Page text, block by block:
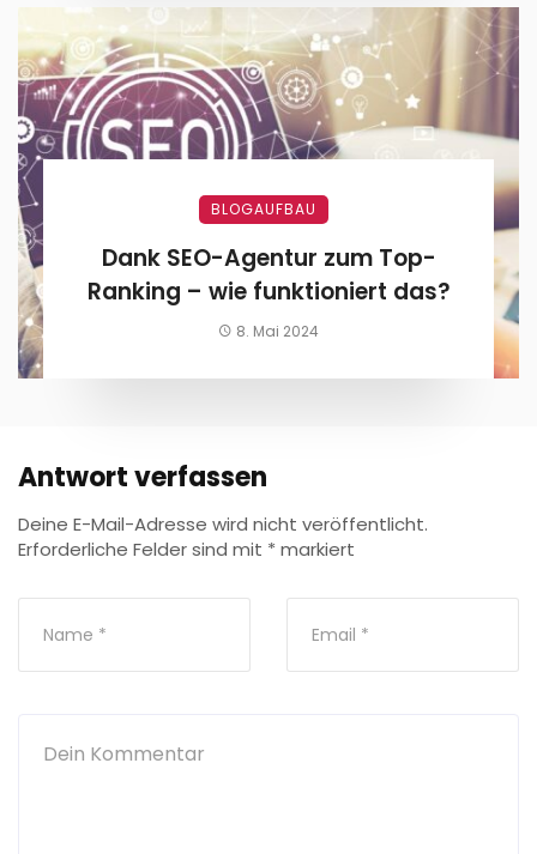
BLOGAUFBAU
Dank SEO-Agentur zum Top-
Ranking – wie funktioniert das?
8. Mai 2024
Antwort verfassen
Deine E-Mail-Adresse wird nicht veröffentlicht.
Erforderliche Felder sind mit * markiert